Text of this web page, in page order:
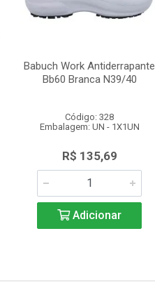
Babuch Work Antiderrapante
Bb60 Branca N39/40
Código: 328
Embalagem: UN - 1X1UN
R$ 135,69
Adicionar